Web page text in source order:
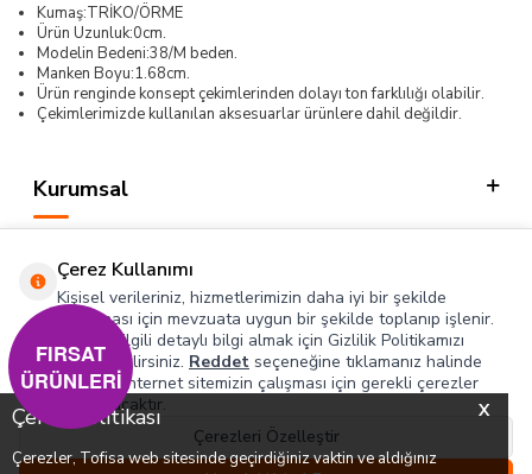
X
Çerez Politikası
Çerezler, Tofisa web sitesinde geçirdiğiniz vaktin ve aldığınız
0
Kumaş:TRİKO/ÖRME
Ürün Uzunluk:0cm.
Modelin Bedeni:38/M beden.
Manken Boyu:1.68cm.
Ürün renginde konsept çekimlerinden dolayı ton farklılığı olabilir.
Çekimlerimizde kullanılan aksesuarlar ürünlere dahil değildir.
Kurumsal
Hızlı Erişim
Sosyal
Adres & İletişim
Çerez Kullanımı
Kişisel verileriniz, hizmetlerimizin daha iyi bir şekilde
sunulması için mevzuata uygun bir şekilde toplanıp işlenir.
Konuyla ilgili detaylı bilgi almak için Gizlilik Politikamızı
inceleyebilirsiniz. Reddet seçeneğine tıklamanız halinde
yalnızca internet sitemizin çalışması için gerekli çerezler
kullanılacaktır.
Çerezleri Özelleştir
FIRSAT
ÜRÜNLERİ